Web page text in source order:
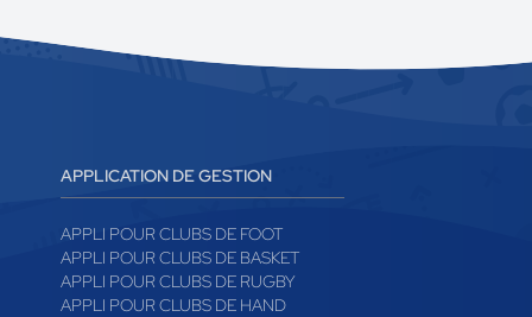
APPLICATION DE GESTION
APPLI POUR CLUBS DE FOOT
APPLI POUR CLUBS DE BASKET
APPLI POUR CLUBS DE RUGBY
APPLI POUR CLUBS DE HAND